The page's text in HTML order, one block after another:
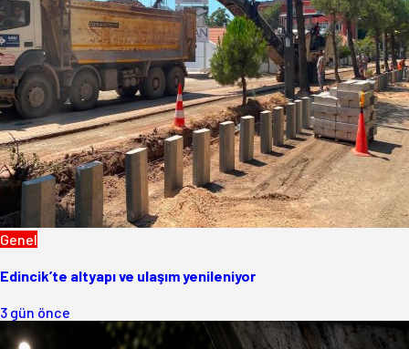
Genel
Edincik’te altyapı ve ulaşım yenileniyor
3 gün önce